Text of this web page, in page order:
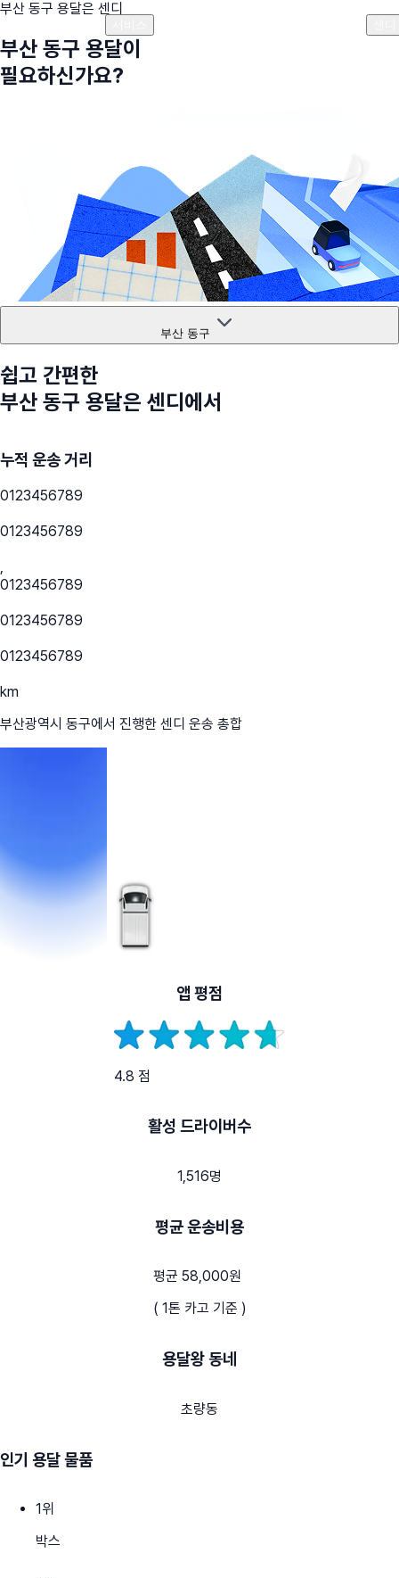
부산 동구 용달은 센디
부산 동구 용달이
필요하신가요?
부산 동구
쉽고 간편한
부산 동구 용달은 센디에서
누적 운송 거리
0123456789
0123456789
,
0123456789
0123456789
0123456789
km
부산광역시 동구에서 진행한 센디 운송 총합
앱 평점
4.8 점
활성 드라이버수
1,516명
평균 운송비용
평균 58,000원
( 1톤 카고 기준 )
용달왕 동네
초량동
인기 용달 물품
1위
박스